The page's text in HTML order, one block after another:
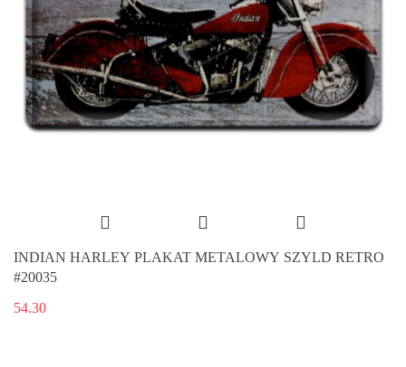
INDIAN HARLEY PLAKAT METALOWY SZYLD RETRO
#20035
54.30